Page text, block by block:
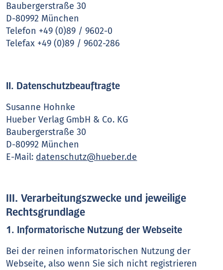
Baubergerstraße 30
D-80992 München
Telefon +49 (0)89 / 9602-0
Telefax +49 (0)89 / 9602-286
II. Datenschutzbeauftragte
Susanne Hohnke
Hueber Verlag GmbH & Co. KG
Baubergerstraße 30
D-80992 München
E-Mail: datenschutz@hueber.de
III. Verarbeitungszwecke und jeweilige
Rechtsgrundlage
1. Informatorische Nutzung der Webseite
Bei der reinen informatorischen Nutzung der
Webseite, also wenn Sie sich nicht registrieren